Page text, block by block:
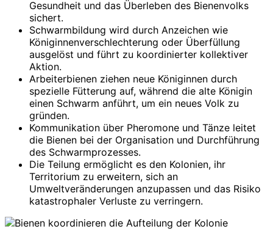
Gesundheit und das Überleben des Bienenvolks
sichert.
Schwarmbildung wird durch Anzeichen wie
Königinnenverschlechterung oder Überfüllung
ausgelöst und führt zu koordinierter kollektiver
Aktion.
Arbeiterbienen ziehen neue Königinnen durch
spezielle Fütterung auf, während die alte Königin
einen Schwarm anführt, um ein neues Volk zu
gründen.
Kommunikation über Pheromone und Tänze leitet
die Bienen bei der Organisation und Durchführung
des Schwarmprozesses.
Die Teilung ermöglicht es den Kolonien, ihr
Territorium zu erweitern, sich an
Umweltveränderungen anzupassen und das Risiko
katastrophaler Verluste zu verringern.